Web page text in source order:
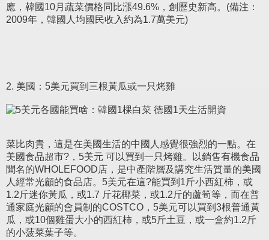
應，韓國10月蔬菜價格同比漲49.6%，創歷史新高。(備注：
2009年，韓國人均國民收入約為1.7萬美元)
2. 美國：5美元買到三根黃瓜或一只烤雞
菜比肉貴，這是在美國生活的中國人感覺很強烈的一點。在
美國食品超市?，5美元 可以買到一只烤雞。以銷售有機食品
聞名的WHOLEFOOD店，是中產階層及講究生活質量的美國
人經常光顧的食品店。5美元在這?能買到1斤小西紅柿，或
1.2斤迷你黃瓜，或1.7 斤花椰菜，或1.2斤的蘆筍等，而在普
通家庭光顧的會員制的COSTCO，5美元可以買到3根普通黃
瓜，或10個雞蛋大小的西紅柿，或5斤土豆，或一盒約1.2斤
的小菠菜葉子等。